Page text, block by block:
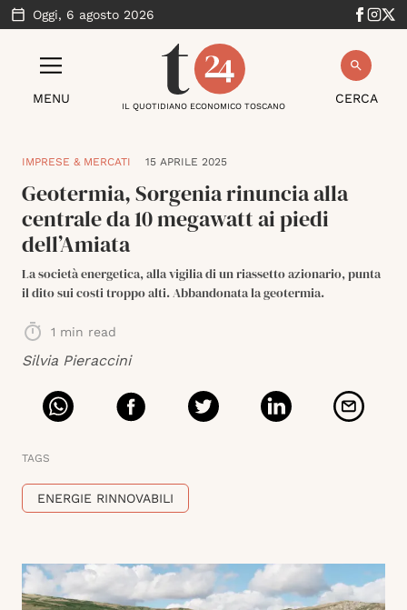
Oggi, 6 agosto 2026
MENU CERCA
IL QUOTIDIANO ECONOMICO TOSCANO
IMPRESE & MERCATI 15 APRILE 2025
Geotermia, Sorgenia rinuncia alla
centrale da 10 megawatt ai piedi
dell’Amiata
La società energetica, alla vigilia di un riassetto azionario, punta
il dito sui costi troppo alti. Abbandonata la geotermia.
1 min read
Silvia Pieraccini
TAGS
ENERGIE RINNOVABILI